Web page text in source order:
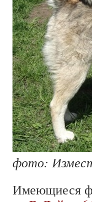
фото:
Имеющиеся